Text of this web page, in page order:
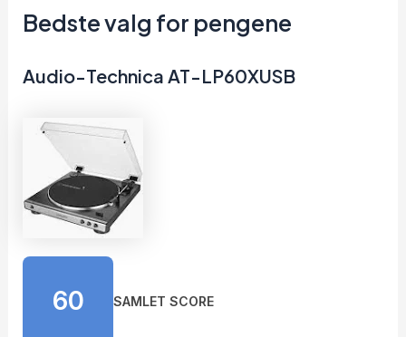
Bedste valg for pengene
Audio-Technica AT-LP60XUSB
60 SAMLET SCORE